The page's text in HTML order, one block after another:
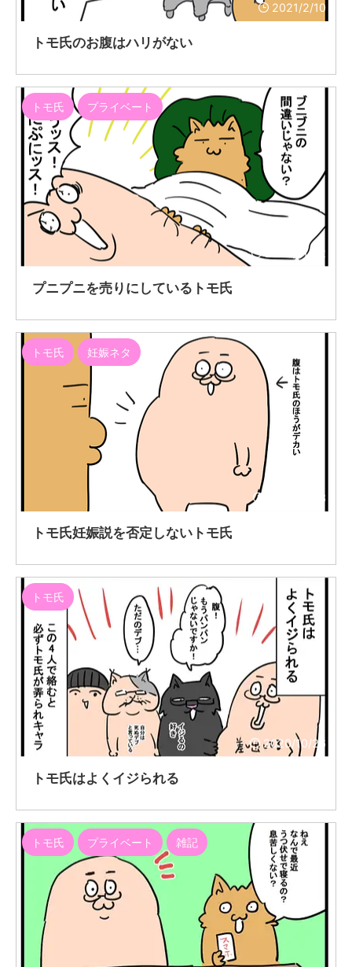
2021/2/10
トモ氏のお腹はハリがない
2020/11/22
トモ氏 プライベート
プニプニを売りにしているトモ氏
2020/11/13
トモ氏 妊娠ネタ
トモ氏妊娠説を否定しないトモ氏
2020/10/26
トモ氏
トモ氏はよくイジられる
トモ氏 プライベート 雑記